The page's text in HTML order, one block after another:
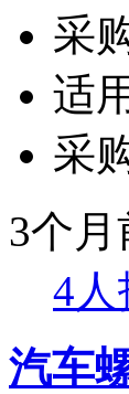
采
适
采
3个
4人
汽车